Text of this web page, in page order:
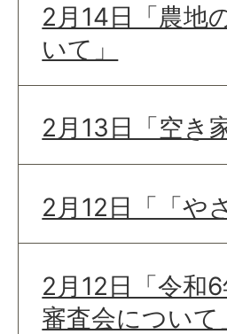
2月14日「農地
いて」
2月13日「空き
2月12日「「や
2月12日「令和
審査会について